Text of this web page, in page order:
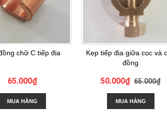
chữ C tiếp địa
65.000₫
MUA HÀNG
Kẹp tiếp địa giữa cọc và
đồng
50.000₫ 65.000₫
MUA HÀNG